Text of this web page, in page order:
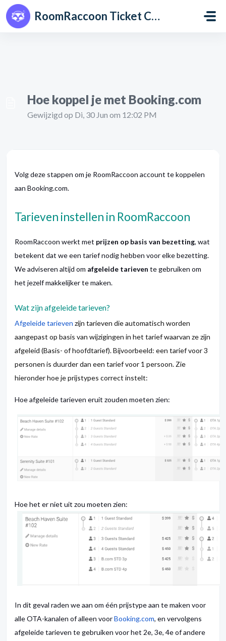
Doorgaan naar hoofdinhoud
RoomRaccoon Ticket Centre
Hoe koppel je met Booking.com
Gewijzigd op Di, 30 Jun om 12:02 PM
Volg deze stappen om je RoomRaccoon account te koppelen
aan Booking.com.
Tarieven instellen in RoomRaccoon
RoomRaccoon werkt met prijzen op basis van bezetting, wat
betekent dat we een tarief nodig hebben voor elke bezetting.
We adviseren altijd om afgeleide tarieven te gebruiken om
het jezelf makkelijker te maken.
Wat zijn afgeleide tarieven?
Afgeleide tarieven zijn tarieven die automatisch worden
aangepast op basis van wijzigingen in het tarief waarvan ze zijn
afgeleid (Basis- of hoofdtarief). Bijvoorbeeld: een tarief voor 3
personen is duurder dan een tarief voor 1 persoon. Zie
hieronder hoe je prijstypes correct instelt:
Hoe afgeleide tarieven eruit zouden moeten zien:
Hoe het er niet uit zou moeten zien:
In dit geval raden we aan om één prijstype aan te maken voor
alle OTA-kanalen of alleen voorBooking.com, en vervolgens
afgeleide tarieven te gebruiken voor het 2e, 3e, 4e of andere